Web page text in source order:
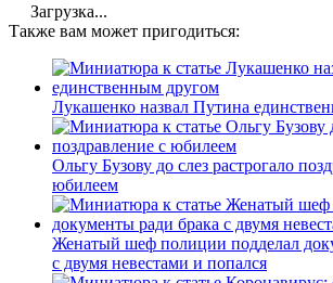
Загрузка...
Также вам может пригодиться:
Лукашенко назвал Путина
Ольгу Бузову до слез растрогало
юбилеем
Женатый шеф полиции подделал
с двумя невестами и попался